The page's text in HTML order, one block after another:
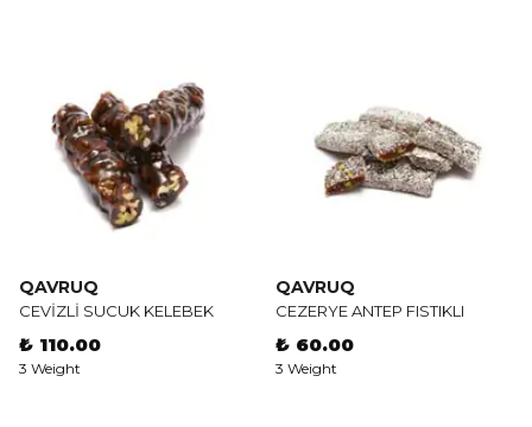
QAVRUQ
CEVİZLİ SUCUK KELEBEK
₺ 110.00
3 Weight
QAVRUQ
CEZERYE ANTEP FISTIKLI
₺ 60.00
3 Weight